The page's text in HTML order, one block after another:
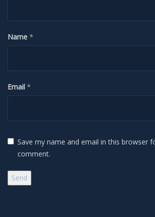
Deep Sky
Bedeckungen
Merkurtransit
Name *
Email *
Save my name and email in this browser
comment.